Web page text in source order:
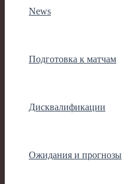
News
Подготовка к матчам
Дисквалификации
Ожидания и прогнозы